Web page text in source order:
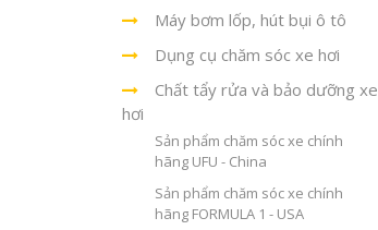
Máy bơm lốp, hút bụi ô tô
Dụng cụ chăm sóc xe hơi
Chất tẩy rửa và bảo dưỡng xe
hơi
Sản phẩm chăm sóc xe chính
hãng UFU - China
Sản phẩm chăm sóc xe chính
hãng FORMULA 1 - USA